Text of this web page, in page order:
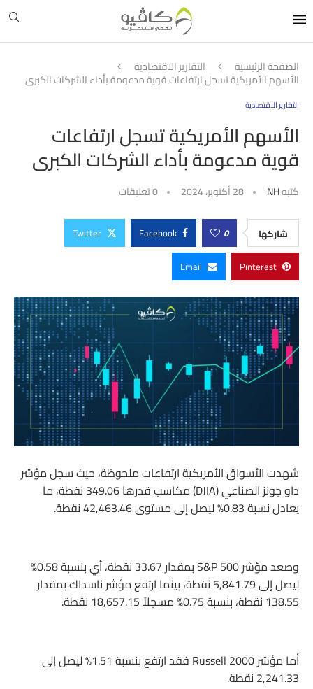
الصفحة الرئيسية التقارير الاقتصادية
الأسهم الأمريكية تسجل ارتفاعات قوية مدعومة بأداء الشركات الكبرى
التقارير الاقتصادية
الأسهم الأمريكية تسجل ارتفاعات
قوية مدعومة بأداء الشركات الكبرى
كتبهNH 28 أكتوبر، 2024 0 تعليقات
شاركها 0
Facebook
Twitter
Pinterest
Email
شهدت الأسواق الأمريكية ارتفاعات ملحوظة، حيث سجل مؤشر
داو جونز الصناعي (DJIA) مكاسب قدرها 349.06 نقطة، ما
يعادل نسبة 0.83% ليصل إلى مستوى 42,463.46 نقطة.
وصعد مؤشر S&P 500 بمقدار 33.67 نقطة، أي بنسبة 0.58%
ليصل إلى 5,841.79 نقطة، بينما ارتفع مؤشر ناسداك بمقدار
138.55 نقطة، بنسبة 0.75% مسجلاً 18,657.15 نقطة.
أما مؤشر Russell 2000 فقد ارتفع بنسبة 1.51% ليصل إلى
2,241.33 نقطة.